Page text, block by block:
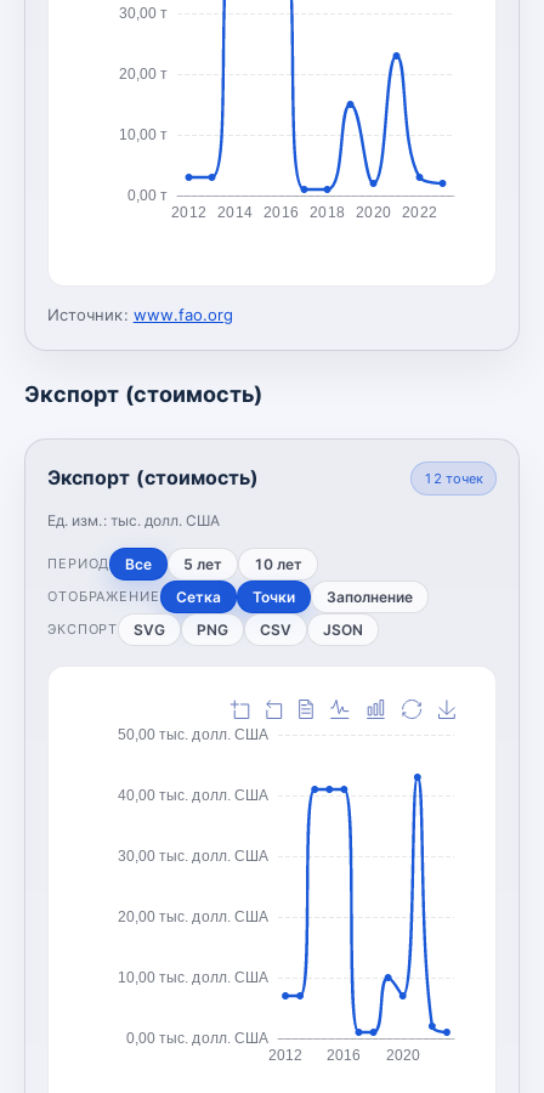
0,00 т
10,00 т
20,00 т
30,00 т
2012 2014 2016 2018 2020 2022
Источник: www.fao.org
Экспорт (стоимость)
Экспорт (стоимость)
Ед. изм.: тыс. долл. США
12 точек
ПЕРИОД Все 5 лет 10 лет
ОТОБРАЖЕНИЕ Сетка Точки Заполнение
ЭКСПОРТ SVG PNG CSV JSON
0,00 тыс. долл. США
10,00 тыс. долл. США
20,00 тыс. долл. США
30,00 тыс. долл. США
40,00 тыс. долл. США
50,00 тыс. долл. США
2012 2016 2020